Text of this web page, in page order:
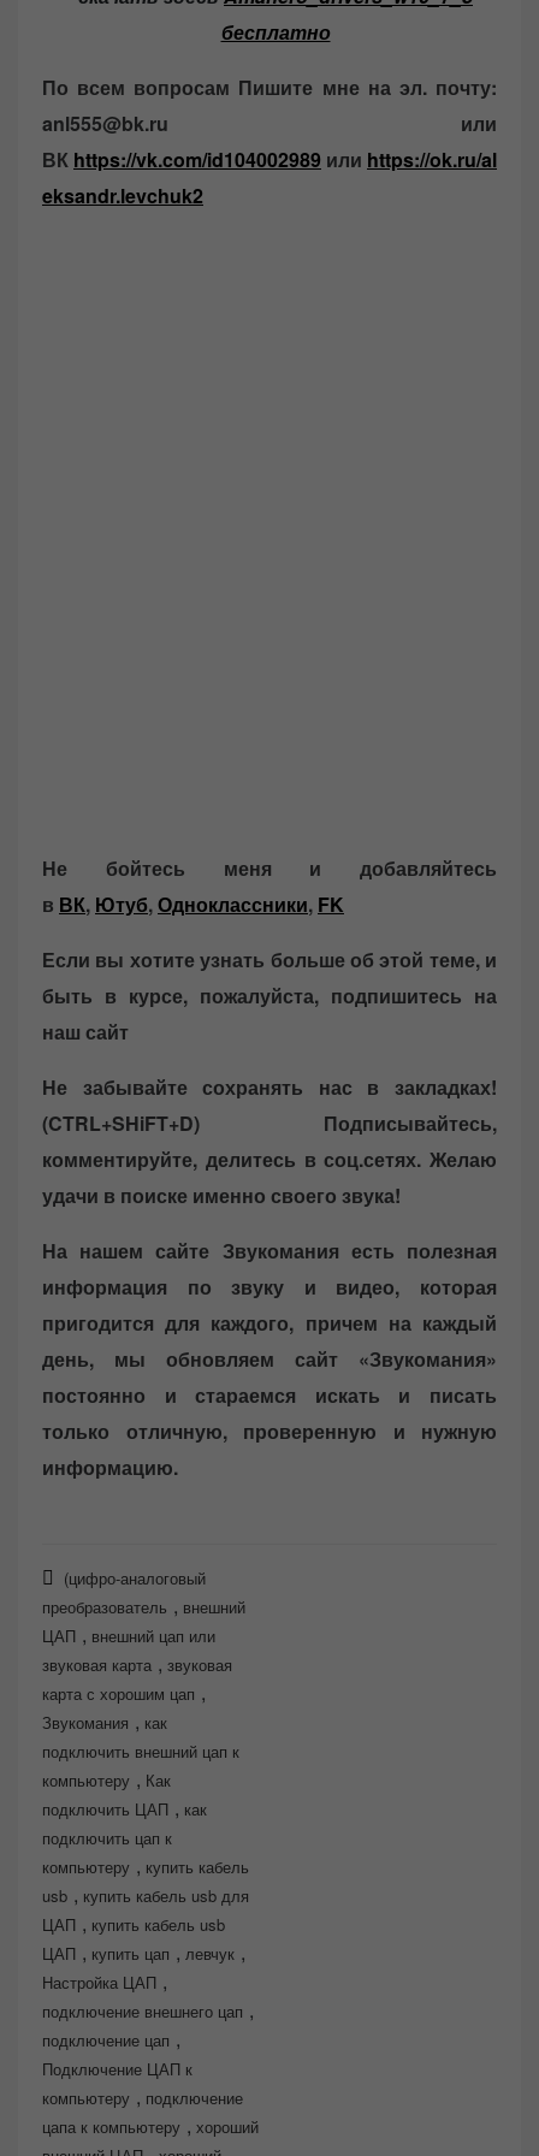
бесплатно
По всем вопросам Пишите мне на эл. почту:
anl555@bk.ru или
ВК https://vk.com/id104002989 или https://ok.ru/al
eksandr.levchuk2
Не бойтесь меня и добавляйтесь
в ВК, Ютуб,Одноклассники, FK
Если вы хотите узнать больше об этой теме, и
быть в курсе, пожалуйста, подпишитесь на
наш сайт
Не забывайте сохранять нас в закладках!
(CTRL+SHiFT+D)
Подписывайтесь,
комментируйте, делитесь в соц.сетях. Желаю
удачи в поиске именно своего звука!
На нашем сайте Звукомания есть полезная
информация по звуку и видео, которая
пригодится для каждого, причем на каждый
день, мы обновляем сайт «Звукомания»
постоянно и стараемся искать и писать
только отличную, проверенную и нужную
информацию.
(цифро-аналоговый
преобразователь , внешний
ЦАП , внешний цап или
звуковая карта , звуковая
карта с хорошим цап ,
Звукомания , как
подключить внешний цап к
компьютеру , Как
подключить ЦАП , как
подключить цап к
компьютеру , купить кабель
usb , купить кабель usb для
ЦАП , купить кабель usb
ЦАП , купить цап , левчук ,
Настройка ЦАП ,
подключение внешнего цап ,
подключение цап ,
Подключение ЦАП к
компьютеру , подключение
цапа к компьютеру , хороший